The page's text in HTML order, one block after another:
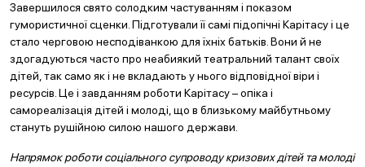
Завершилося свято солодким частуванням і показом
гумористичної сценки. Підготували її самі підопічні Карітасу і це
стало черговою несподіванкою для їхніх батьків. Вони й не
здогадуються часто про неабиякий театральний талант своїх
дітей, так само як і не вкладають у нього відповідної віри і
ресурсів. Це і завданням роботи Карітасу – опіка і
самореалізація дітей і молоді, що в близькому майбутньому
стануть рушійною силою нашого держави.
Напрямок роботи соціального супроводу кризових дітей та молоді